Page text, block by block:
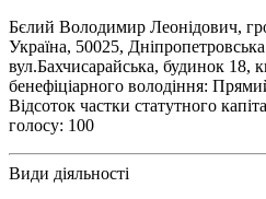
Бєлий Володимир Леонідович,
Україна, 50025,
вул.Бахчисарайська, будинок 18,
бенефіціарного володіння:
Відсоток частки статутного
голосу: 100
Види діяльності